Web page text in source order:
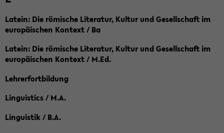
Latein: Die römische Literatur, Kultur und Gesellschaft im
europäischen Kontext / Ba
Latein: Die römische Literatur, Kultur und Gesellschaft im
europäischen Kontext / M.Ed.
Lehrerfortbildung
Linguistics / M.A.
Linguistik / B.A.